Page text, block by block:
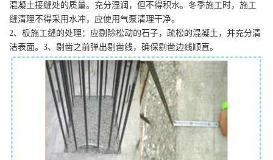
混凝土接缝处的质量。充分湿润，但不得积水。冬季施工时，施工
缝清理不得采用水冲，应使用气泵清理干净。
2、板施工缝的处理：应剔除松动的石子，疏松的混凝土，并充分清
洁表面。3、剔凿之前弹出剔凿线，确保剔凿边线顺直。